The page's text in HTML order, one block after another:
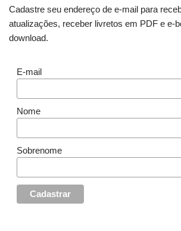
Cadastre seu endereço de e-mail para
atualizações, receber livretos em PDF e e-
download.
E-mail
Nome
Sobrenome